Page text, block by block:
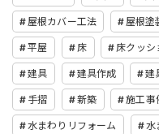
屋根カバー工法 屋根塗
平屋 床 床クッシ
建具 建具作成 建
手摺 新築 施工事
水まわりリフォーム 水